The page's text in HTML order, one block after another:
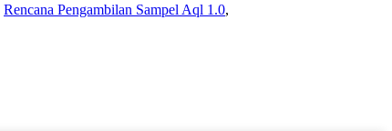
Rencana Pengambilan Sampel Aql 1.0,